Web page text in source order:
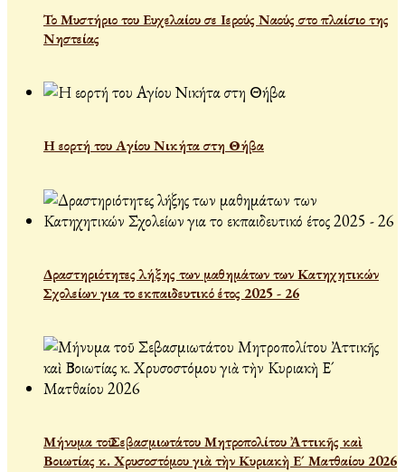
Το Μυστήριο του Ευχελαίου σε Ιερούς Ναούς στο πλαίσιο της
Νηστείας
Η εορτή του Αγίου Νικήτα στη Θήβα
Δραστηριότητες λήξης των μαθημάτων των Κατηχητικών
Σχολείων για το εκπαιδευτικό έτος 2025 - 26
Μήνυμα τοῦ Σεβασμιωτάτου Μητροπολίτου Ἀττικῆς καὶ
Βοιωτίας κ. Χρυσοστόμου γιὰ τὴν Κυριακὴ Ε´ Ματθαίου 2026